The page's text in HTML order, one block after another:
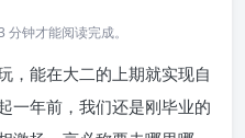
钟才能阅读完成。
，能在大二的上期就实现自
一年前，我们还是刚毕业的